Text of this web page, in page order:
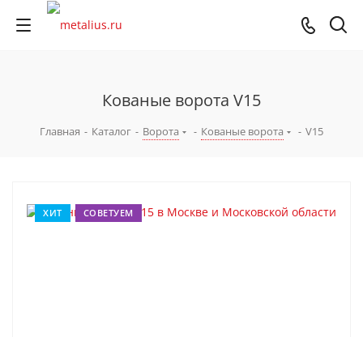
Кованые ворота V15
Главная - Каталог - Ворота - Кованые ворота - V15
ХИТ СОВЕТУЕМ